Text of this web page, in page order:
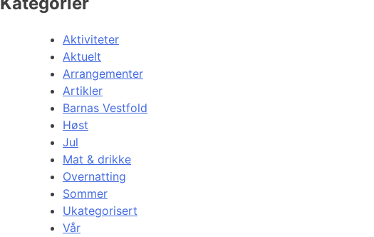
Aktiviteter
Aktuelt
Arrangementer
Artikler
Barnas Vestfold
Høst
Jul
Mat & drikke
Overnatting
Sommer
Ukategorisert
Vår